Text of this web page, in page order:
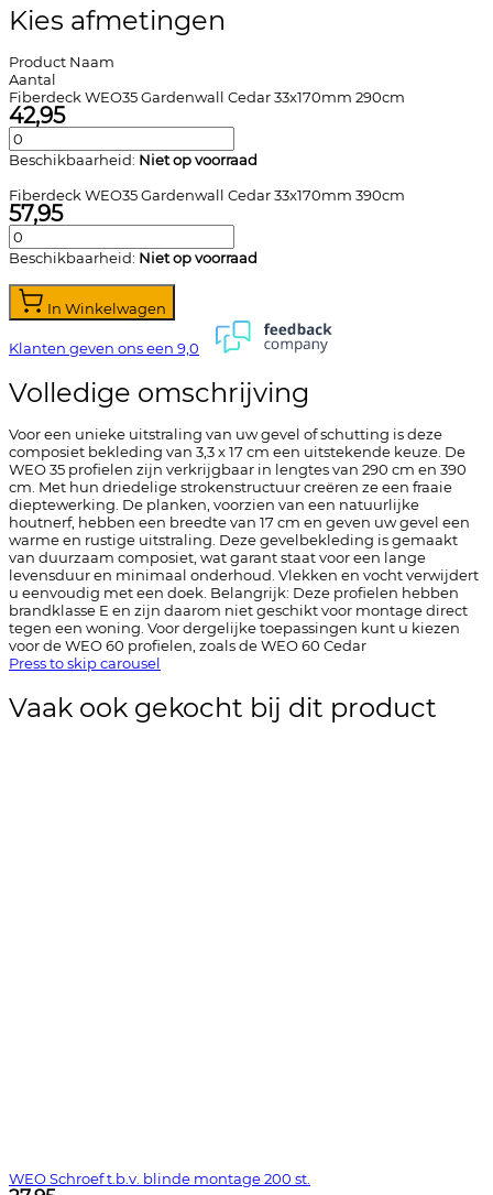
Kies afmetingen
Product Naam
Aantal
Fiberdeck WEO35 Gardenwall Cedar 33x170mm 290cm
42,95
Beschikbaarheid: Niet op voorraad
Fiberdeck WEO35 Gardenwall Cedar 33x170mm 390cm
57,95
Beschikbaarheid: Niet op voorraad
In Winkelwagen
Klanten geven ons een 9,0
Volledige omschrijving
Voor een unieke uitstraling van uw gevel of schutting is deze
composiet bekleding van 3,3 x 17 cm een uitstekende keuze. De
WEO 35 profielen zijn verkrijgbaar in lengtes van 290 cm en 390
cm. Met hun driedelige strokenstructuur creëren ze een fraaie
dieptewerking. De planken, voorzien van een natuurlijke
houtnerf, hebben een breedte van 17 cm en geven uw gevel een
warme en rustige uitstraling. Deze gevelbekleding is gemaakt
van duurzaam composiet, wat garant staat voor een lange
levensduur en minimaal onderhoud. Vlekken en vocht verwijdert
u eenvoudig met een doek. Belangrijk: Deze profielen hebben
brandklasse E en zijn daarom niet geschikt voor montage direct
tegen een woning. Voor dergelijke toepassingen kunt u kiezen
voor de WEO 60 profielen, zoals de WEO 60 Cedar
Press to skip carousel
Vaak ook gekocht bij dit product
WEO Schroef t.b.v. blinde montage 200 st.